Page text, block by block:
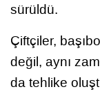
sürüldü.
Çiftçiler,
değil, aynı
da tehlike